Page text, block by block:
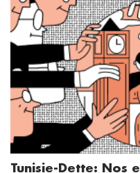
Tunisie-Dette: Nos